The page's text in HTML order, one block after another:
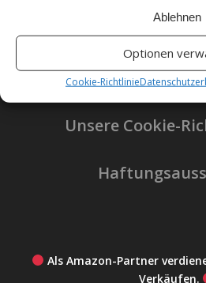
Ablehnen
Optionen
Cookie-Richtlinie
Unsere Cookie-
Als Amazon-Partner
Verkäufen.